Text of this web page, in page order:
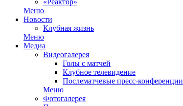
«Реактор»
Меню
Новости
Клубная жизнь
Меню
Медиа
Видеогалерея
Голы с матчей
Клубное телевидение
Послематчевые пресс-конференции
Меню
Фотогалерея